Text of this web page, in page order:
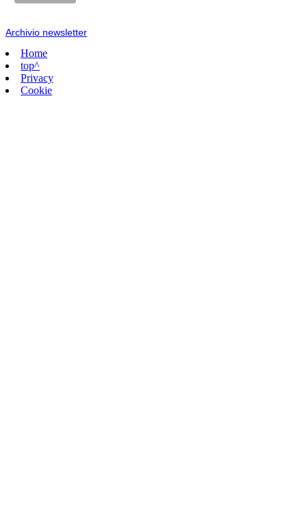
Archivio newsletter
Home
top^
Privacy
Cookie